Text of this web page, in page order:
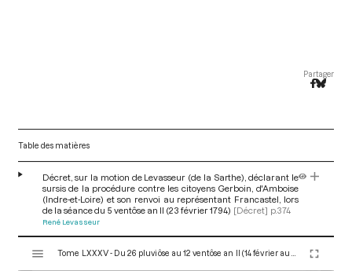
Partager
Table des matières
Décret, sur la motion de Levasseur (de la Sarthe), déclarant le
sursis de la procédure contre les citoyens Gerboin, d'Amboise
(Indre-et-Loire) et son renvoi au représentant Francastel, lors
de la séance du 5 ventôse an II (23 février 1794) [Décret] p.374
René Levasseur